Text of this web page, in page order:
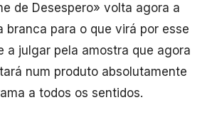
de Desespero» volta agora a
branca para o que virá por esse
julgar pela amostra que agora
num produto absolutamente
a todos os sentidos.